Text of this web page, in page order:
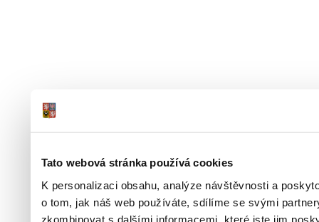
Tato webová stránka používá cookies
K personalizaci obsahu, analýze návštěvnosti a
o tom, jak náš web používáte, sdílíme se svými
zkombinovat s dalšími informacemi, které jste jim